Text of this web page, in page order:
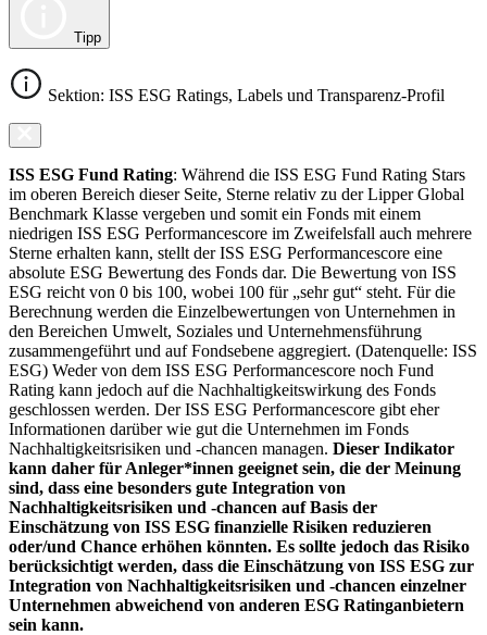
Tipp
Sektion: ISS ESG Ratings, Labels und Transparenz-Profil
ISS ESG Fund Rating: Während die ISS ESG Fund Rating Stars
im oberen Bereich dieser Seite, Sterne relativ zu der Lipper Global
Benchmark Klasse vergeben und somit ein Fonds mit einem
niedrigen ISS ESG Performancescore im Zweifelsfall auch mehrere
Sterne erhalten kann, stellt der ISS ESG Performancescore eine
absolute ESG Bewertung des Fonds dar. Die Bewertung von ISS
ESG reicht von 0 bis 100, wobei 100 für „sehr gut“ steht. Für die
Berechnung werden die Einzelbewertungen von Unternehmen in
den Bereichen Umwelt, Soziales und Unternehmensführung
zusammengeführt und auf Fondsebene aggregiert. (Datenquelle: ISS
ESG) Weder von dem ISS ESG Performancescore noch Fund
Rating kann jedoch auf die Nachhaltigkeitswirkung des Fonds
geschlossen werden. Der ISS ESG Performancescore gibt eher
Informationen darüber wie gut die Unternehmen im Fonds
Nachhaltigkeitsrisiken und -chancen managen. Dieser Indikator
kann daher für Anleger*innen geeignet sein, die der Meinung
sind, dass eine besonders gute Integration von
Nachhaltigkeitsrisiken und -chancen auf Basis der
Einschätzung von ISS ESG finanzielle Risiken reduzieren
oder/und Chance erhöhen könnten. Es sollte jedoch das Risiko
berücksichtigt werden, dass die Einschätzung von ISS ESG zur
Integration von Nachhaltigkeitsrisiken und -chancen einzelner
Unternehmen abweichend von anderen ESG Ratinganbietern
sein kann.